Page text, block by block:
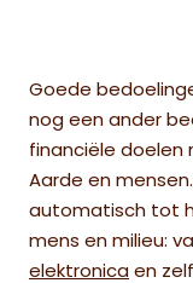
Goede
nog een ander
financiële doelen
Aarde en mensen.
automatisch tot
mens en milieu:
elektronica en